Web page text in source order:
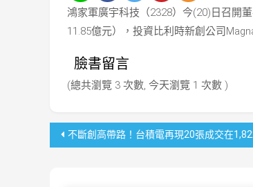
鴻家軍廣宇科技（2328）今(20)日召開
11.85億元），投資比利時新創公司
臉書留言
(總共瀏覽 3 次數, 今天瀏覽 1 次數 )
文不斷創高帶路！台積電再現20張成交在